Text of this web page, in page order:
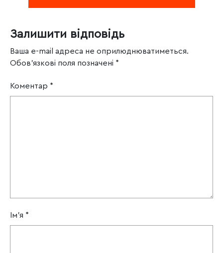
Залишити відповідь
Ваша e-mail адреса не оприлюднюватиметься.
Обов’язкові поля позначені *
Коментар *
Ім'я *